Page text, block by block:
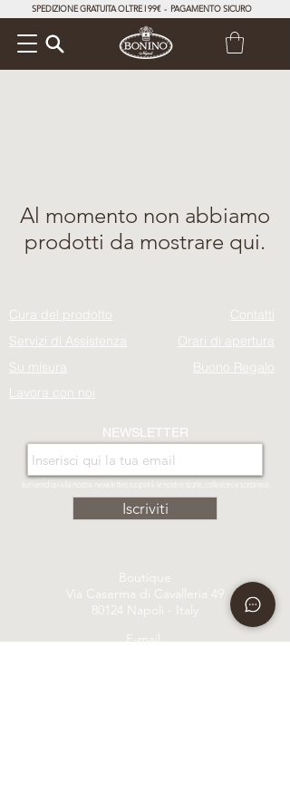
SPEDIZIONE GRATUITA OLTRE I 99€ - PAGAMENTO SICURO
Al momento non abbiamo
prodotti da mostrare qui.
Cura del prodotto
Servizi di Assistenza
Su misura
Contatti
Orari di apertura
Buono Regalo
Lavora con noi
NEWSLETTER
Iscrivendosi alla nostra newsletter, scoprirà le nostre storie, collezioni e sorprese.
Iscriviti
Boutique
Via Caserma
di Cavalleria 49
80124 Napoli - Italy
E-mail